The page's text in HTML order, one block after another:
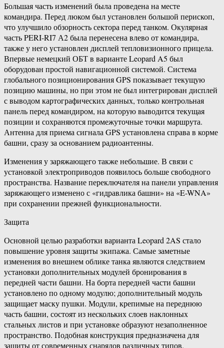
Большая часть изменений была проведена на месте
командира. Перед люком был установлен большой перископ,
что улучшило обзорность сектора перед танком. Окулярная
часть PERI-RI7 А2 была перенесена влево от командира,
также у него установлен дисплей тепловизионного прицела.
Впервые немецкий ОБТ в варианте Leopard A5 был
оборудован простой навигационной системой. Система
глобального позиционирования GPS показывает текущую
позицию машины, но при этом не был интегрирован дисплей
с выводом картографических данных, только контрольная
панель перед командиром, на которую выводится текущая
позиции и сохраняются промежуточные точки маршрута.
Антенна для приема сигнала GPS установлена справа в корме
башни, сразу за основанием радиоантенны.
Изменения у заряжающего также небольшие. В связи с
установкой электроприводов появилось больше свободного
пространства. Название переключателя на панели управления
заряжающего изменено с «гидравлика башни» на «E-WNA»
при сохранении прежней функциональности.
Защита
Основной целью разработки варианта Leopard 2AS стало
повышение уровня защиты экипажа. Самые заметные
изменения во внешнем облике танка являются следствием
установки дополнительных модулей бронирования в
передней части башни. На борта передней части башни
установлено по одному модулю; дополнительный модуль
защищает маску пушки. Модули, крепимые на переднюю
часть башни, состоят из нескольких слоев наклонных
стальных листов и при установке образуют незаполненное
пространство. Подобная конструкция предназначена для
защиты от современных снарядов различных типов.